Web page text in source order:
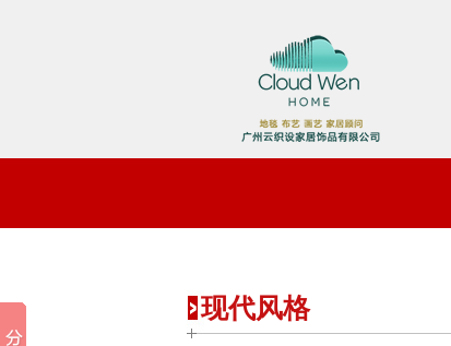
现代风格